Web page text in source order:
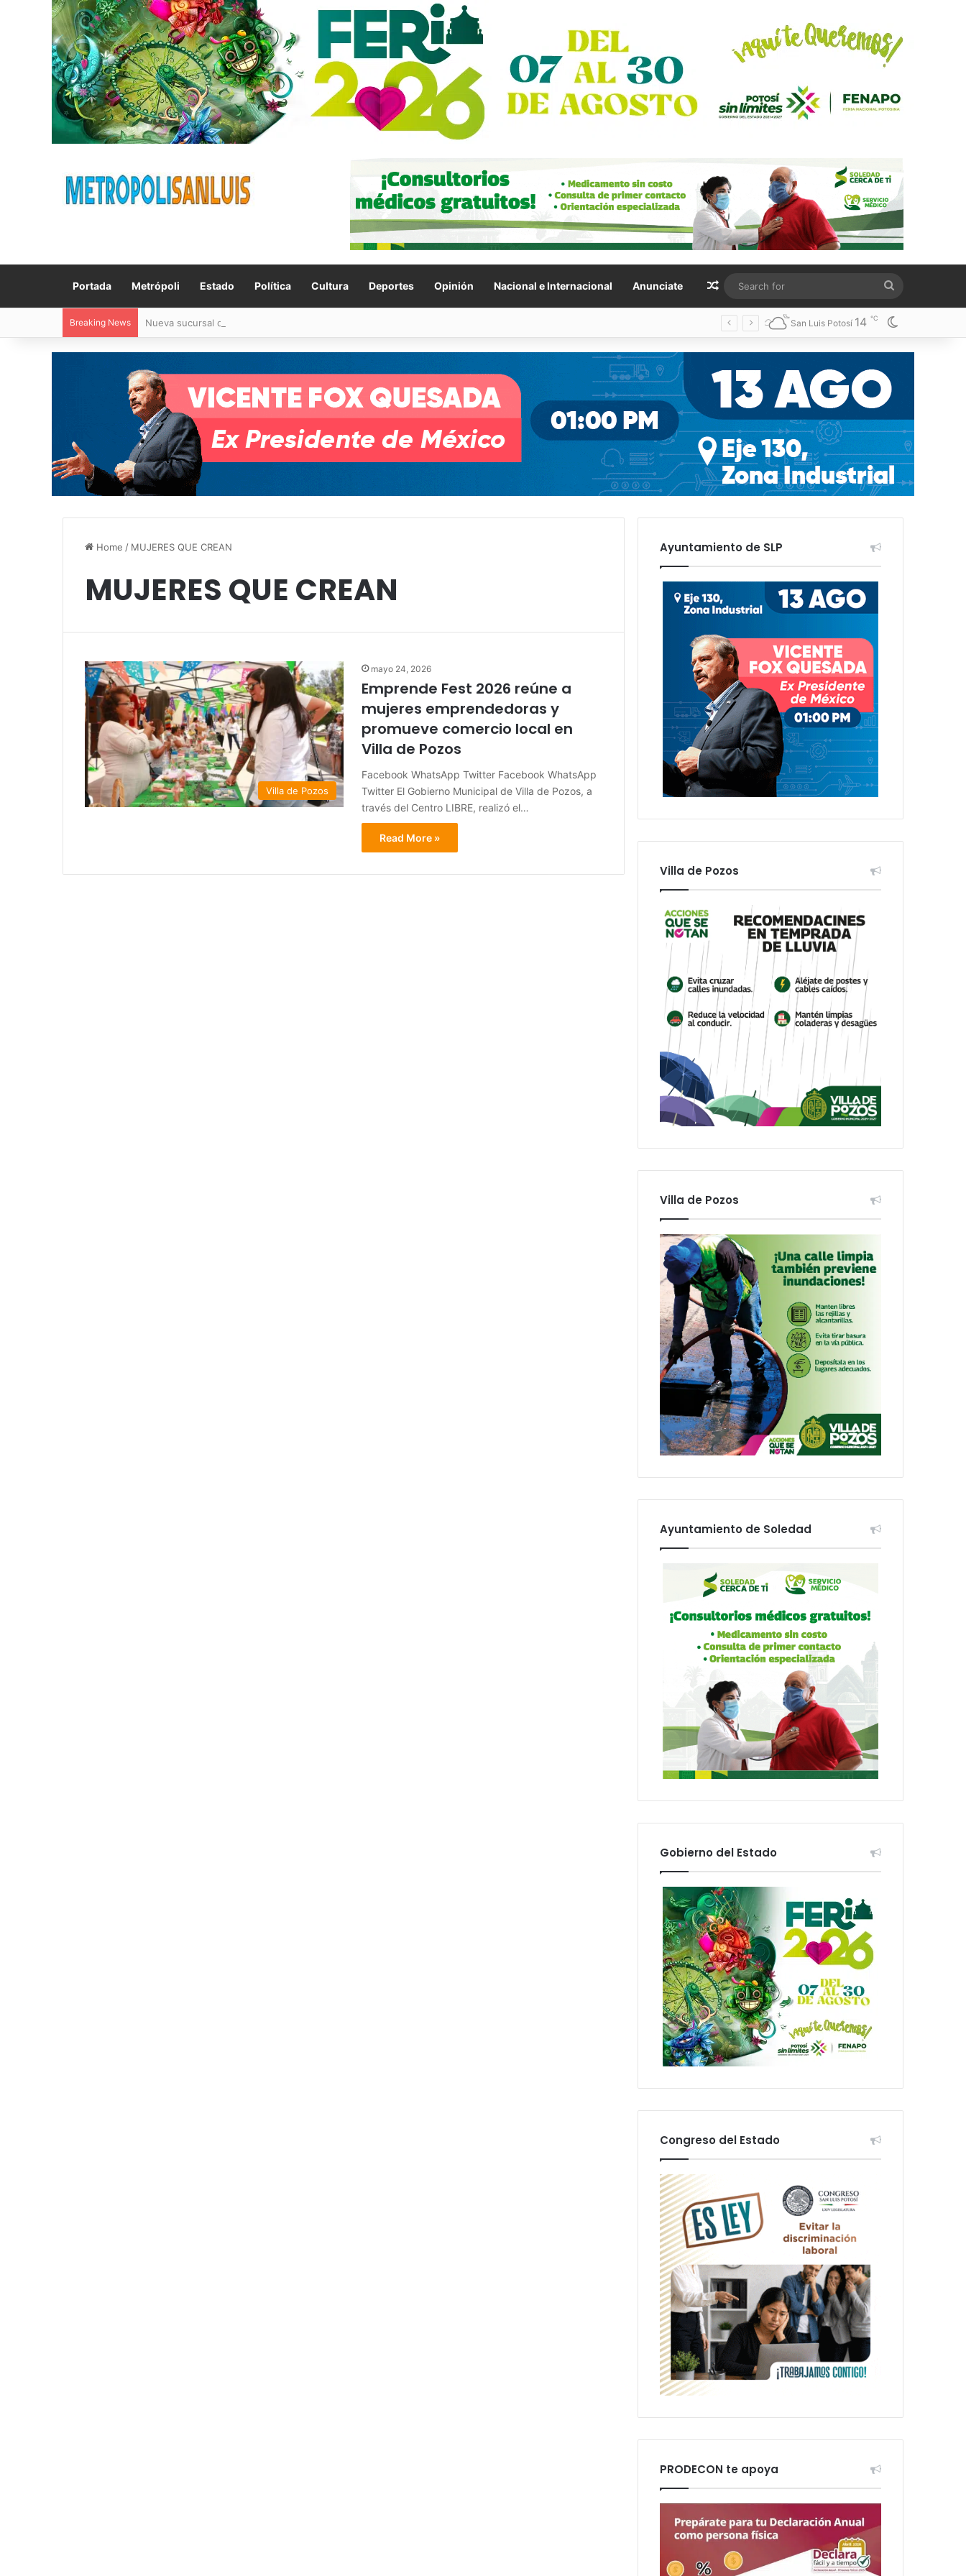
Portada Metrópoli Estado Política Cultura Deportes Opinión Nacional e Internacional Anunciate Random Article
for
Breaking News Nueva sucursal de CarneMart llega a Villa de Pozos con inversión y generación de empleos San Luis Potosí 14 ℃
Home / MUJERES QUE CREAN
MUJERES QUE CREAN
Villa de Pozos
mayo 24, 2026
Emprende Fest 2026 reúne a
mujeres emprendedoras y
promueve comercio local en
Villa de Pozos
Facebook WhatsApp Twitter Facebook WhatsApp
Twitter El Gobierno Municipal de Villa de Pozos, a
través del Centro LIBRE, realizó el…
Read More »
Ayuntamiento de SLP
Villa de Pozos
Villa de Pozos
Ayuntamiento de Soledad
Gobierno del Estado
Congreso del Estado
PRODECON te apoya